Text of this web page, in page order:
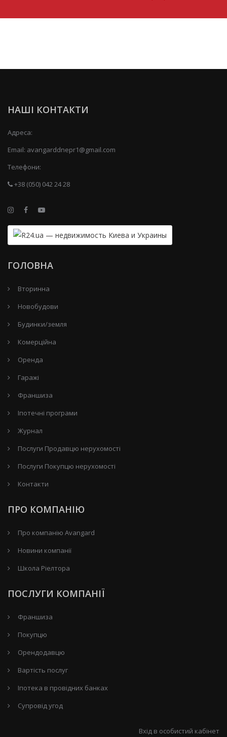
НАШІ КОНТАКТИ
Адреса:
Email: avangarddnepr1@gmail.com
Телефони:
+38 (050) 042 24 28
ГОЛОВНА
Вторинна
Новобудови
Будинки/земля
Комерційна
Оренда
Гаражі
Франшиза
Іпотечні програми
Журнал
Послуги Продавцю нерухомості
Послуги Покупцю нерухомості
Контакти
ПРО КОМПАНІЮ
Про компанію Avangard
Новини компанії
Школа Ріелтора
ПОСЛУГИ КОМПАНІЇ
Франшиза
Покупцю
Орендодавцю
Вартість послуг
Іпотека в провідних банках
Супровід угод
Вхід в особистий кабінет